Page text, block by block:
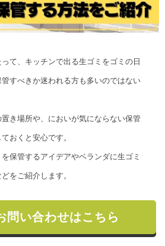
て、キッチンで出る生ゴミをゴミの日
すべきか迷われる方も多いのではない
き場所や、においが気にならない保管
おくと安心です。
保管するアイデアやベランダに生ゴミ
をご紹介します。
問い合わせはこちら